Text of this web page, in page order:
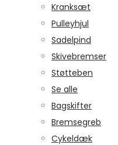
Kranksæt
Pulleyhjul
Sadelpind
Skivebremser
Støtteben
Se alle
Bagskifter
Bremsegreb
Cykeldæk